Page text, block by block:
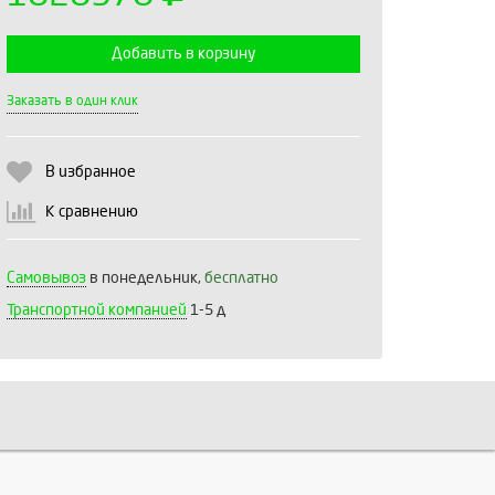
Добавить в корзину
Заказать в один клик
В избранное
К сравнению
Самовывоз в понедельник, бесплатно
Транспортной компанией 1-5 д